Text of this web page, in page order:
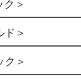
＞
＞